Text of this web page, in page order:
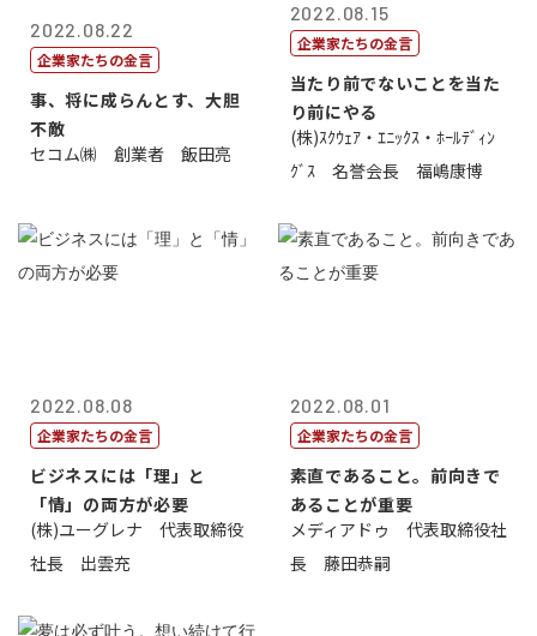
2022.08.22
企業家たちの金言
事、将に成らんとす、大胆
不敵
セコム㈱ 創業者 飯田亮
2022.08.15
企業家たちの金言
当たり前でないことを当た
り前にやる
(株)ｽｸｳｪｱ・ｴﾆｯｸｽ・ﾎｰﾙﾃﾞｨﾝ
ｸﾞｽ 名誉会長 福嶋康博
2022.08.08
企業家たちの金言
ビジネスには「理」と
「情」の両方が必要
(株)ユーグレナ 代表取締役
社長 出雲充
2022.08.01
企業家たちの金言
素直であること。前向きで
あることが重要
メディアドゥ 代表取締役社
長 藤田恭嗣